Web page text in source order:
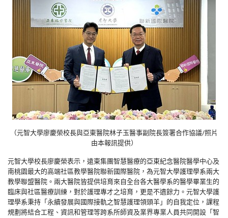
（元智大學廖慶榮校長與亞東醫院林子玉醫事副院長簽署合作協議/照片
由本報訊提供）
元智大學校長廖慶榮表示，遠東集團智慧醫療的亞東紀念醫院醫學中心及
南桃園最大的高端社區教學醫院聯新國際醫院，為元智大學護理學系兩大
教學聯盟醫院。兩大醫院皆提供培育來自全台各大醫學系的醫學畢業生的
臨床與社區醫療訓練，對於護理專才之培育，更是不遺餘力。元智大學護
理學系秉持「永續發展與國際接軌之智慧護理領頭羊」的自我定位，課程
規劃將結合工程、資訊和管理等跨系所師資及業界專業人員共同開設「智